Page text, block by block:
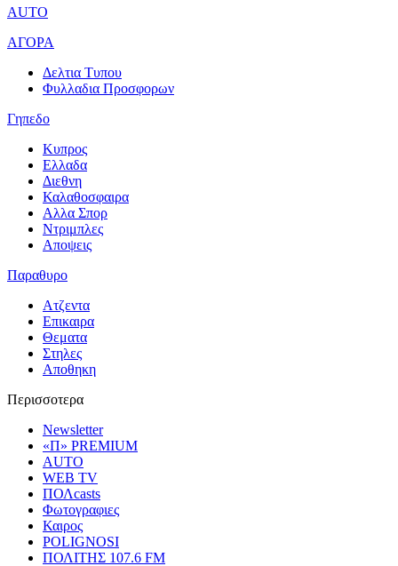
AUTO
ΑΓΟΡΑ
Δελτια Τυπου
Φυλλαδια Προσφορων
Γηπεδο
Κυπρος
Ελλαδα
Διεθνη
Καλαθοσφαιρα
Αλλα Σπορ
Ντριμπλες
Αποψεις
Παραθυρο
Ατζεντα
Επικαιρα
Θεματα
Στηλες
Αποθηκη
Περισσοτερα
Newsletter
«Π» PREMIUM
AUTO
WEB TV
ΠΟΛcasts
Φωτογραφιες
Καιρος
POLIGNOSI
ΠΟΛΙΤΗΣ 107.6 FM